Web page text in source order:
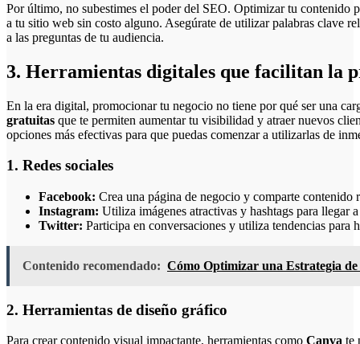
Por último, no subestimes el poder del SEO. Optimizar tu contenido
a tu sitio web sin costo alguno. Asegúrate de utilizar palabras clave
a las preguntas de tu audiencia.
3. Herramientas digitales que facilitan la
En la era digital, promocionar tu negocio no tiene por qué ser una
gratuitas que te permiten aumentar tu visibilidad y atraer nuevos
opciones más efectivas para que puedas comenzar a utilizarlas de
1. Redes sociales
Facebook: Crea una página de negocio y comparte contenido
Instagram: Utiliza imágenes atractivas y hashtags para llegar
Twitter: Participa en conversaciones y utiliza tendencias para
Contenido recomendado: Cómo Optimizar una Estrategia
2. Herramientas de diseño gráfico
Para crear contenido visual impactante, herramientas como Canva te